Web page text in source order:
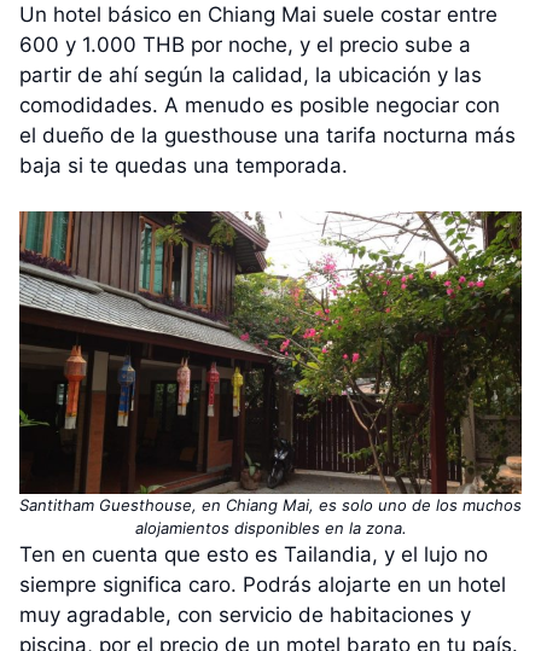
Un hotel básico en Chiang Mai suele costar entre
600 y 1.000 THB por noche, y el precio sube a
partir de ahí según la calidad, la ubicación y las
comodidades. A menudo es posible negociar con
el dueño de la guesthouse una tarifa nocturna más
baja si te quedas una temporada.
Santitham Guesthouse, en Chiang Mai, es solo uno de los muchos
alojamientos disponibles en la zona.
Ten en cuenta que esto es Tailandia, y el lujo no
siempre significa caro. Podrás alojarte en un hotel
muy agradable, con servicio de habitaciones y
piscina, por el precio de un motel barato en tu país.